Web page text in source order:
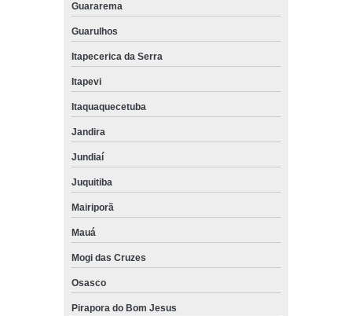
Guararema
Guarulhos
Itapecerica da Serra
Itapevi
Itaquaquecetuba
Jandira
Jundiaí
Juquitiba
Mairiporã
Mauá
Mogi das Cruzes
Osasco
Pirapora do Bom Jesus